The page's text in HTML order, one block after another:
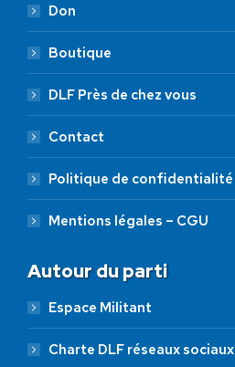
Don
Boutique
DLF Près de chez vous
Contact
Politique de confidentialité
Mentions légales – CGU
Autour du parti
Espace Militant
Charte DLF réseaux sociaux